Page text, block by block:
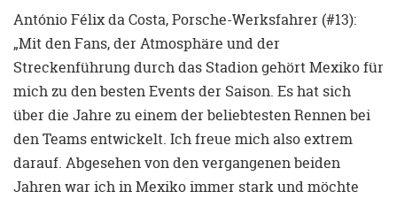
António Félix da Costa, Porsche-Werksfahrer (#13):
„Mit den Fans, der Atmosphäre und der
Streckenführung durch das Stadion gehört Mexiko für
mich zu den besten Events der Saison. Es hat sich
über die Jahre zu einem der beliebtesten Rennen bei
den Teams entwickelt. Ich freue mich also extrem
darauf. Abgesehen von den vergangenen beiden
Jahren war ich in Mexiko immer stark und möchte